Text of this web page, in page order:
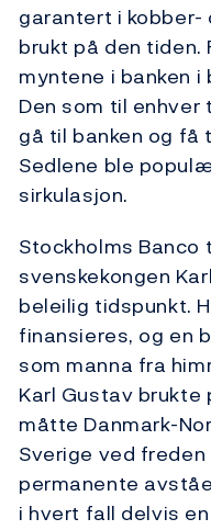
garantert i kobber-
brukt på den tiden.
myntene i banken
Den som til
gå til banken og få
Sedlene ble
sirkulasjon.
Stockholms Banco
svenskekongen
beleilig tidspunkt.
finansieres, og en
som manna fra
Karl Gustav brukte
måtte Danmark-
Sverige ved freden
permanente
i hvert fall delvis